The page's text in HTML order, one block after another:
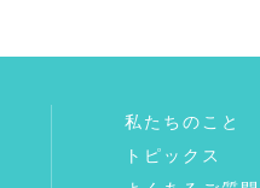
私たちのこと
トピックス